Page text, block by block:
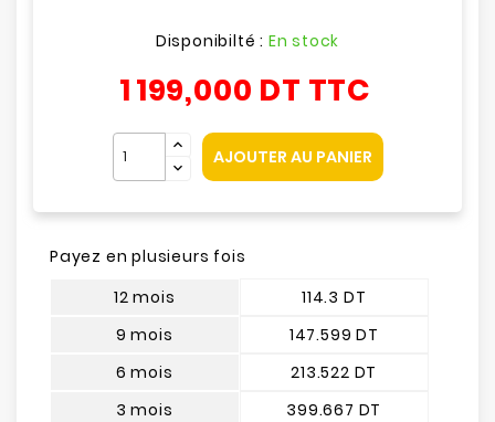
Disponibilté : En stock
1 199,000 DT TTC
AJOUTER AU PANIER
Payez en plusieurs fois
12 mois
9 mois
6 mois
3 mois
114.3 DT
147.599 DT
213.522 DT
399.667 DT